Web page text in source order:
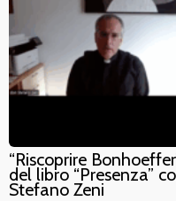
“Riscoprire
del libro “Presenza”
Stefano Zeni